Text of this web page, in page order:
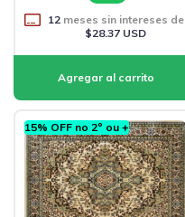
12meses sin intereses de
$28.37 USD
15% OFF no 2º ou +